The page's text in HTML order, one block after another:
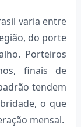
varia entre
do porte
Porteiros
finais de
tendem
o que
mensal.